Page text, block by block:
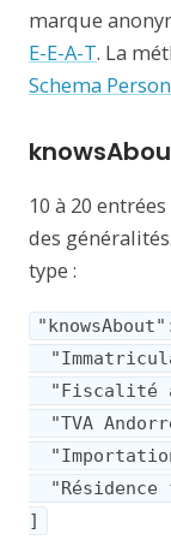
marque
E-E-A-T. La
Schema
10 à 20
des
type :
"Fiscalité
"TVA
"Résidence
]